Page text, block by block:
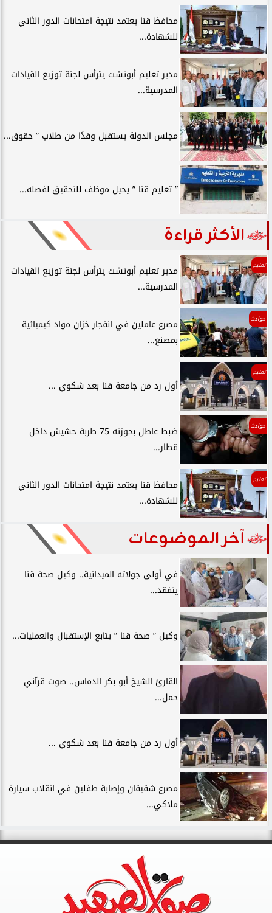
محافظ قنا يعتمد نتيجة امتحانات الدور الثاني
للشهادة...
مدير تعليم أبوتشت يترأس لجنة توزيع القيادات
المدرسية...
مجلس الدولة يستقبل وفدًا من طلاب ” حقوق...
” تعليم قنا ” يحيل موظف للتحقيق لفصله...
الأكثر قراءة
تعليم
مدير تعليم أبوتشت يترأس لجنة توزيع القيادات
المدرسية...
حوادث
مصرع عاملين في انفجار خزان مواد كيميائية
بمصنع...
تعليم
أول رد من جامعة قنا بعد شكوي ...
حوادث
ضبط عاطل بحوزته 75 طربة حشيش داخل
قطار...
تعليم
محافظ قنا يعتمد نتيجة امتحانات الدور الثاني
للشهادة...
آخر الموضوعات
في أولى جولاته الميدانية.. وكيل صحة قنا
يتفقد...
وكيل ” صحة قنا ” يتابع الإستقبال والعمليات...
القارئ الشيخ أبو بكر الدماس.. صوت قرآني
حمل...
أول رد من جامعة قنا بعد شكوي ...
مصرع شقيقان وإصابة طفلين في انقلاب سيارة
ملاكي...